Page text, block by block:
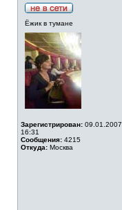
Ёжик в тумане
Зарегистрирован: 09.01.2007
16:31
Сообщения: 4215
Откуда: Москва